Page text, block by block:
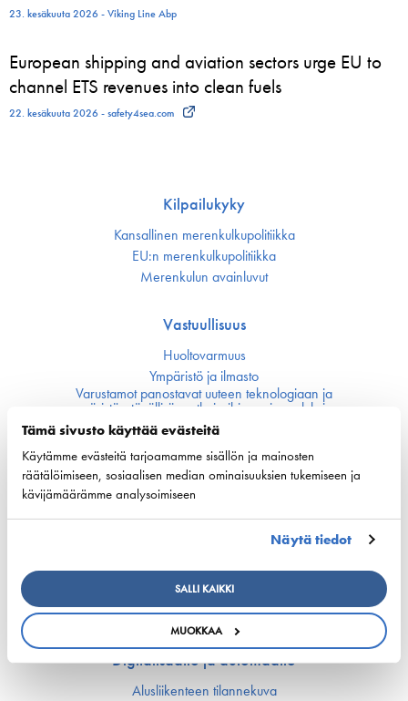
Tämä sivusto käyttää evästeitä
Käytämme evästeitä tarjoamamme sisällön ja mainosten
räätälöimiseen, sosiaalisen median ominaisuuksien tukemiseen ja
kävijämäärämme analysoimiseen
Näytä tiedot
SALLI KAIKKI
MUOKKAA
23. kesäkuuta 2026 - Viking Line Abp
European shipping and aviation sectors urge EU to
channel ETS revenues into clean fuels
22. kesäkuuta 2026 - safety4sea.com
Kilpailukyky
Kansallinen merenkulku­politiikka
EU:n merenkulku­politiikka
Merenkulun avainluvut
Vastuullisuus
Huoltovarmuus
Ympäristö ja ilmasto
Varustamot panostavat uuteen teknologiaan ja
ympäristöystävällisiin ratkaisuihin uusissa aluksissa
Turvallisuus
Työmarkkinat ja osaaminen
Suomen Varustamoiden Yrityskylä
Merenkulun HarjoitteluMylly
Ship Happens: Tutustu merenkulkualan mahdollisuuksiin
Digitalisaatio ja automaatio
Alusliikenteen tilannekuva